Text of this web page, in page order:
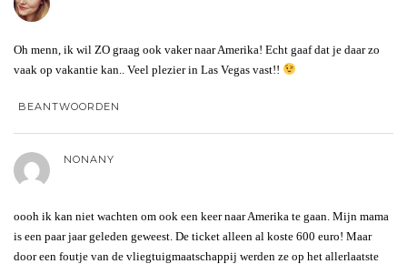
Oh menn, ik wil ZO graag ook vaker naar Amerika! Echt gaaf dat je daar zo
vaak op vakantie kan.. Veel plezier in Las Vegas vast!!
BEANTWOORDEN
NONANY
oooh ik kan niet wachten om ook een keer naar Amerika te gaan. Mijn mama
is een paar jaar geleden geweest. De ticket alleen al koste 600 euro! Maar
door een foutje van de vliegtuigmaatschappij werden ze op het allerlaatste